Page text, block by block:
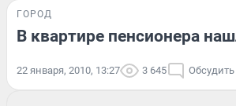
ГОРОД
В квартире пенсионера
22 января, 2010, 13:27 3 645 Обсудить